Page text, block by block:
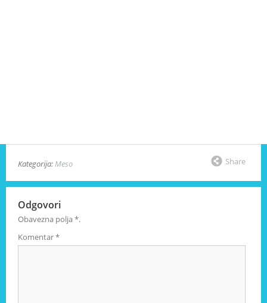
Kategorija: Meso Share
Odgovori
Obavezna polja*.
Komentar*